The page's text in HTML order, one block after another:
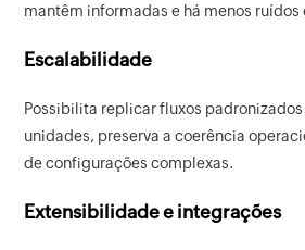
mantêm informadas e há menos ruídos
Escalabilidade
Possibilita replicar fluxos
unidades, preserva a coerência
de configurações complexas.
Extensibilidade e integrações